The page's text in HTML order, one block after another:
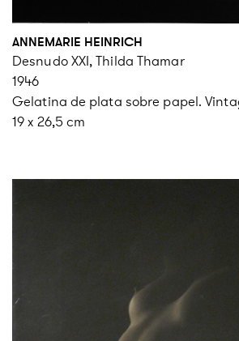
ANNEMARIE HEINRICH
Desnudo XXI, Thilda Thamar
1946
Gelatina de plata sobre papel.
19 x 26,5 cm